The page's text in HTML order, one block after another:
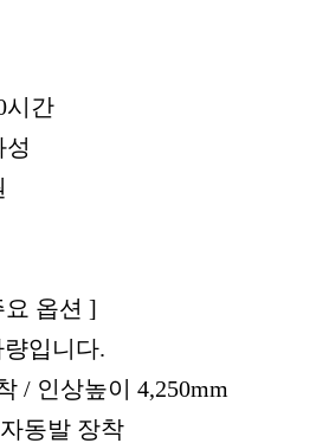
시간
성
옵션 ]
입니다.
/ 인상높이 4,250mm
동발 장착